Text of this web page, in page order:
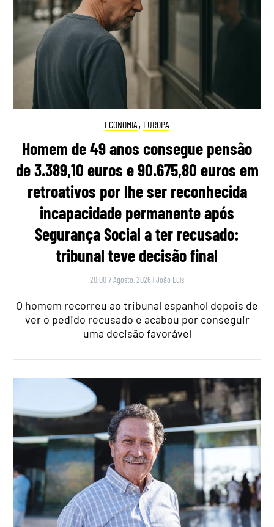
ECONOMIA , EUROPA
Homem de 49 anos consegue pensão
de 3.389,10 euros e 90.675,80 euros em
retroativos por lhe ser reconhecida
incapacidade permanente após
Segurança Social a ter recusado:
tribunal teve decisão final
20:00 7 Agosto, 2026 |João Luís
O homem recorreu ao tribunal espanhol depois de
ver o pedido recusado e acabou por conseguir
uma decisão favorável